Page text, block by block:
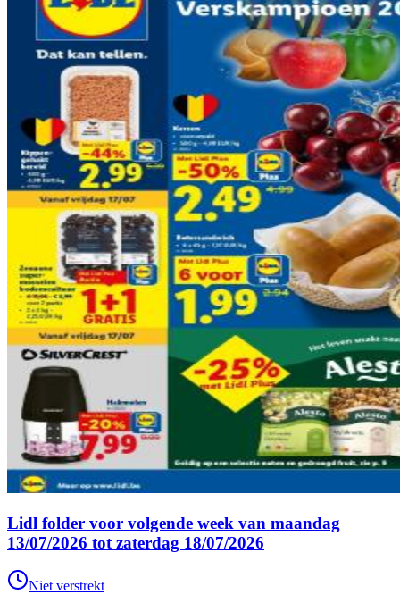
Lidl folder voor volgende week van maandag
13/07/2026 tot zaterdag 18/07/2026
Niet verstrekt